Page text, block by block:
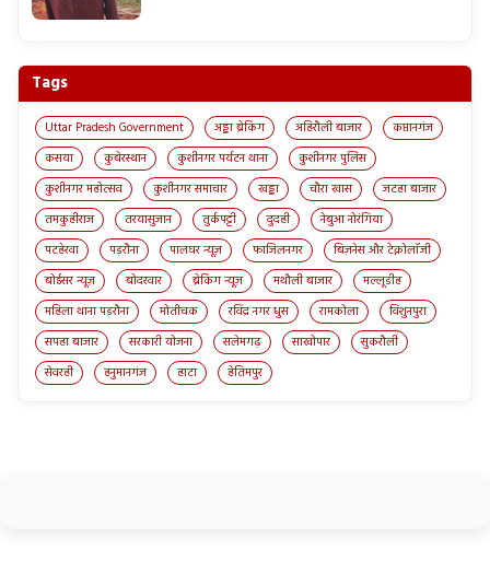
Tags
Uttar Pradesh Government अड्डा ब्रेकिंग अहिरौली बाजार
कप्तानगंज
कसया
कुबेरस्थान कुशीनगर पर्यटन थाना
कुशीनगर पुलिस
कुशीनगर महोत्सव
कुशीनगर समाचार खड्डा चौरा खास
जटहा बाजार
तमकुहीराज
तरयासुजान तुर्कपट्टी दुदही
नेबुआ नोरंगिया
पटहेरवा
पड़रौना पालघर न्यूज़ फाजिलनगर
बिज़नेस और टेक्नोलॉजी
बोईसर न्यूज़
बोदरवार ब्रेकिंग न्यूज़ मथौली बाजार
मल्लूडीह
महिला थाना पड़रौना
मोतीचक रविंद्र नगर धुस रामकोला
विशुनपुरा
सपहा बाजार
सरकारी योजना सलेमगढ़ साखोपार
सुकरौली
सेवरही
हनुमानगंज हाटा हेतिमपुर